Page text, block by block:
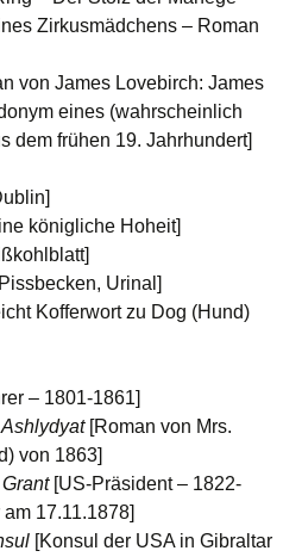
Zirkusmädchens – Roman
von James Lovebirch: James
eines (wahrscheinlich
dem frühen 19. Jahrhundert]
königliche Hoheit]
Urinal]
Kofferwort zu Dog (Hund)
– 1801-1861]
[Roman von Mrs.
von 1863]
[US-Präsident – 1822-
17.11.1878]
[Konsul der USA in Gibraltar